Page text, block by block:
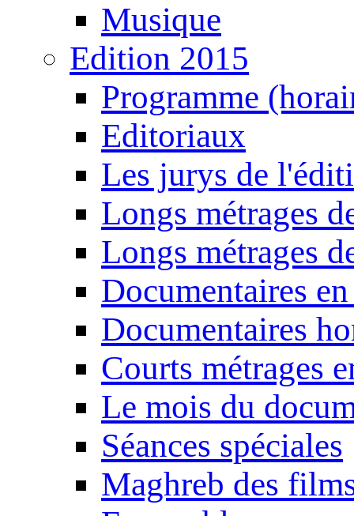
Musique
Edition 2015
Programme
Editoriaux
Les jurys de
Longs métrages
Longs métrages
Documentaires
Documentaires
Courts métrages
Le mois du
Séances spéciales
Maghreb des